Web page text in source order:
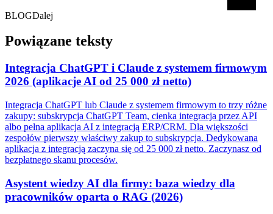
BLOGDalej
Powiązane teksty
Integracja ChatGPT i Claude z systemem firmowym
2026 (aplikacje AI od 25 000 zł netto)
Integracja ChatGPT lub Claude z systemem firmowym to trzy różne
zakupy: subskrypcja ChatGPT Team, cienka integracja przez API
albo pełna aplikacja AI z integracją ERP/CRM. Dla większości
zespołów pierwszy właściwy zakup to subskrypcja. Dedykowana
aplikacja z integracją zaczyna się od 25 000 zł netto. Zaczynasz od
bezpłatnego skanu procesów.
Asystent wiedzy AI dla firmy: baza wiedzy dla
pracowników oparta o RAG (2026)